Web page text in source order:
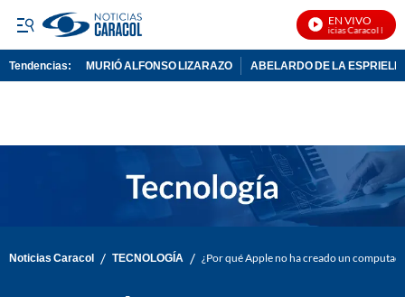
EN VIVO
Noticias Caracol En Vivo
Tendencias: MURIÓ ALFONSO LIZARAZO ABELARDO DE LA
Noticias Caracol / TECNOLOGÍA / ¿Por qué Apple no ha creado un